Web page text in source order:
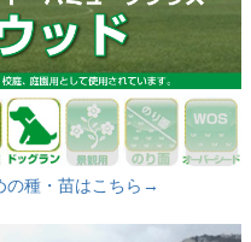
の種・苗はこちら→